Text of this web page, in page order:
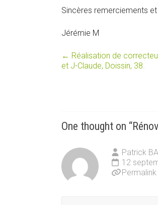
Sincères remerciements
Jérémie M
← Réalisation de
et J-Claude, Doissin, 38.
One thought on “
Patrick
12
Permalink